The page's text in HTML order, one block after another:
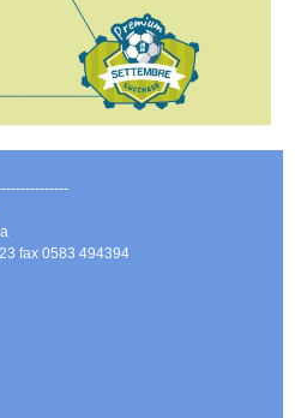
fax 0583 494394